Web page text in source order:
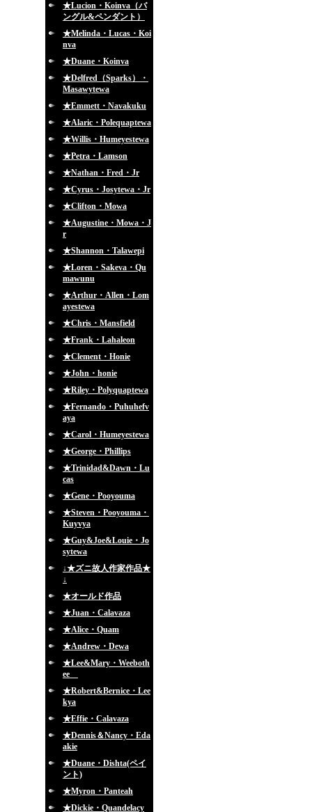
★Lucion・Koinva（バ
ングル&ペンダント）
★Melinda・Lucas・Koi
nva
★Duane・Koinva
★Delfred（Sparks）・
Masawytewa
★Emmett・Navakuku
★Alaric・Polequaptewa
★Willis・Humeyestewa
★Petra・Lamson
★Nathan・Fred・Jr
★Cyrus・Josytewa・Jr
★Clifton・Mowa
★Augustine・Mowa・J
r
★Shannon・Talawepi
★Loren・Sakeva・Qu
mawunu
★Arthur・Allen・Lom
ayestewa
★Chris・Mansfield
★Frank・Lahaleon
★Clement・Honie
★John・honie
★Riley・Polyquaptewa
★Fernando・Puhuhefv
aya
★Carol・Humeyestewa
★George・Phillips
★Trinidad&Dawn・Lu
cas
★Gene・Pooyouma
★Steven・Pooyouma・
Kuyvya
★Guy&Joe&Louie・Jo
sytewa
↓★ズニ故人作家作品★
↓
★オールド作品
★Juan・Calavaza
★Alice・Quam
★Andrew・Dewa
★Lee&Mary・Weeboth
ee
★Robert&Bernice・Lee
kya
★Effie・Calavaza
★Dennis＆Nancy・Eda
akie
★Duane・Dishta(ペイ
ント)
★Myron・Panteah
★Dickie・Quandelacy